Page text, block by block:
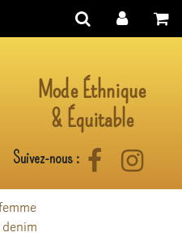
Mode Éthnique
& Équitable
Suivez-nous : Facebook